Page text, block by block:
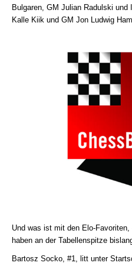
Bulgaren, GM Julian Radulski
Kalle Kiik und GM Jon Ludwig
Und was ist mit den Elo-
haben an der Tabellenspitze
Bartosz Socko, #1, litt unter